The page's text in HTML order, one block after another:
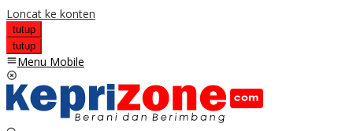
Loncat ke konten
tutup
tutup
Menu Mobile